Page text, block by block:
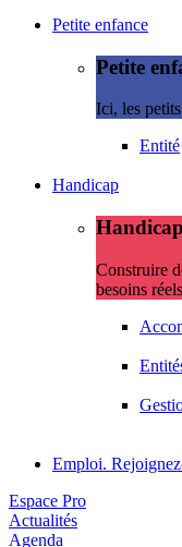
Petite enfance
Petite
Ici, les
Entité
Handicap
Handicap
Construire
besoins réels
Emploi.
Espace Pro
Actualités
Agenda